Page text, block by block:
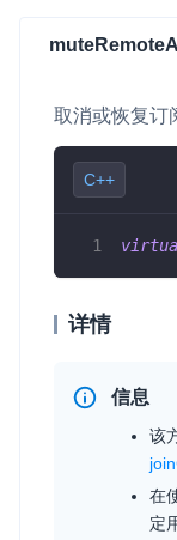
取消或恢复订
C++
详情
信息
该
在
定